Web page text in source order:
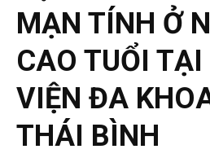
MẠN TÍNH Ở
CAO TUỔI TẠI
VIỆN ĐA
THÁI BÌNH